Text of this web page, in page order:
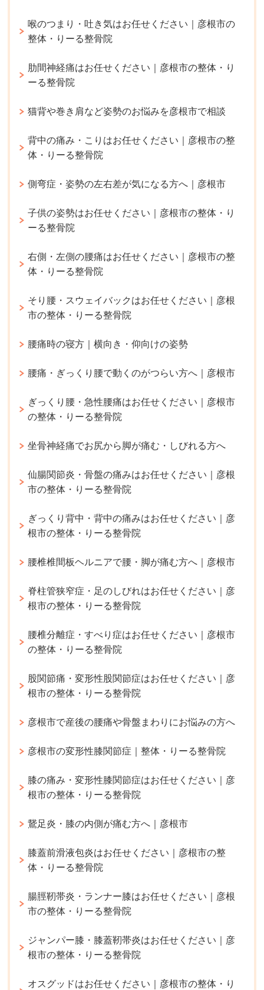
喉のつまり・吐き気はお任せください｜彦根市の
整体・りーる整骨院
肋間神経痛はお任せください｜彦根市の整体・り
ーる整骨院
猫背や巻き肩など姿勢のお悩みを彦根市で相談
背中の痛み・こりはお任せください｜彦根市の整
体・りーる整骨院
側弯症・姿勢の左右差が気になる方へ｜彦根市
子供の姿勢はお任せください｜彦根市の整体・り
ーる整骨院
右側・左側の腰痛はお任せください｜彦根市の整
体・りーる整骨院
そり腰・スウェイバックはお任せください｜彦根
市の整体・りーる整骨院
腰痛時の寝方｜横向き・仰向けの姿勢
腰痛・ぎっくり腰で動くのがつらい方へ｜彦根市
ぎっくり腰・急性腰痛はお任せください｜彦根市
の整体・りーる整骨院
坐骨神経痛でお尻から脚が痛む・しびれる方へ
仙腸関節炎・骨盤の痛みはお任せください｜彦根
市の整体・りーる整骨院
ぎっくり背中・背中の痛みはお任せください｜彦
根市の整体・りーる整骨院
腰椎椎間板ヘルニアで腰・脚が痛む方へ｜彦根市
脊柱管狭窄症・足のしびれはお任せください｜彦
根市の整体・りーる整骨院
腰椎分離症・すべり症はお任せください｜彦根市
の整体・りーる整骨院
股関節痛・変形性股関節症はお任せください｜彦
根市の整体・りーる整骨院
彦根市で産後の腰痛や骨盤まわりにお悩みの方へ
彦根市の変形性膝関節症｜整体・りーる整骨院
膝の痛み・変形性膝関節症はお任せください｜彦
根市の整体・りーる整骨院
鵞足炎・膝の内側が痛む方へ｜彦根市
膝蓋前滑液包炎はお任せください｜彦根市の整
体・りーる整骨院
腸脛靭帯炎・ランナー膝はお任せください｜彦根
市の整体・りーる整骨院
ジャンパー膝・膝蓋靭帯炎はお任せください｜彦
根市の整体・りーる整骨院
オスグッドはお任せください｜彦根市の整体・り